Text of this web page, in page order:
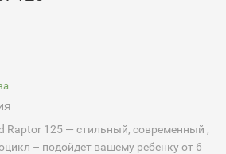
Raptor 125 — cтильный, современный ,
– подойдет вашему ребенку от 6